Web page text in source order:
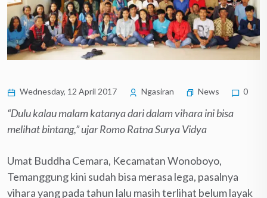
Wednesday, 12 April 2017 Ngasiran News 0
“Dulu kalau malam katanya dari dalam vihara ini bisa
melihat bintang,”ujar Romo Ratna Surya Vidya
Umat Buddha Cemara, Kecamatan Wonoboyo,
Temanggung kini sudah bisa merasa lega, pasalnya
vihara yang pada tahun lalu masih terlihat belum layak